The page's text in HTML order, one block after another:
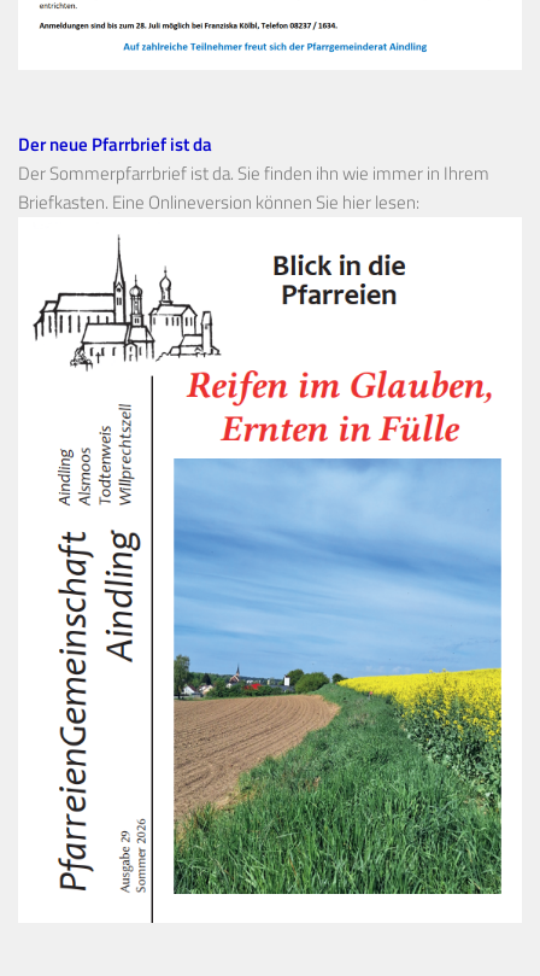
Der neue Pfarrbrief ist da
Der Sommerpfarrbrief ist da. Sie finden ihn wie immer in Ihrem
Briefkasten. Eine Onlineversion können Sie hier lesen: